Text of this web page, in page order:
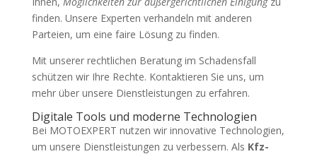
finden. Unsere Experten verhandeln mit anderen
Parteien, um eine faire Lösung zu finden.
Mit unserer rechtlichen Beratung im Schadensfall
schützen wir Ihre Rechte. Kontaktieren Sie uns, um
mehr über unsere Dienstleistungen zu erfahren.
Digitale Tools und moderne Technologien
Bei MOTOEXPERT nutzen wir innovative Technologien,
um unsere Dienstleistungen zu verbessern. Als Kfz-